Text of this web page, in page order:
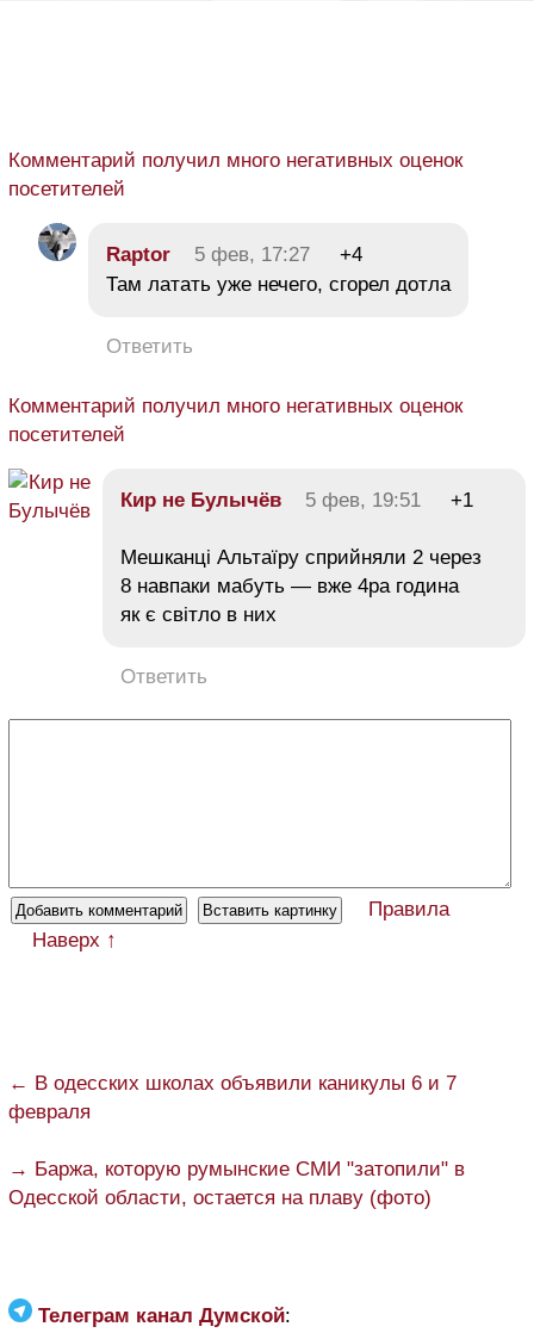
Комментарий получил много негативных оценок
посетителей
Raptor 5 фев, 17:27
+4
Там латать уже нечего, сгорел дотла
Ответить
Комментарий получил много негативных оценок
посетителей
Кир не Булычёв 5 фев, 19:51 +1
Мешканці Альтаїру сприйняли 2 через
8 навпаки мабуть — вже 4ра година
як є світло в них
Ответить
Правила
Наверх ↑
← В одесских школах объявили каникулы 6 и 7
февраля
→ Баржа, которую румынские СМИ "затопили" в
Одесской области, остается на плаву (фото)
Телеграм канал Думской: